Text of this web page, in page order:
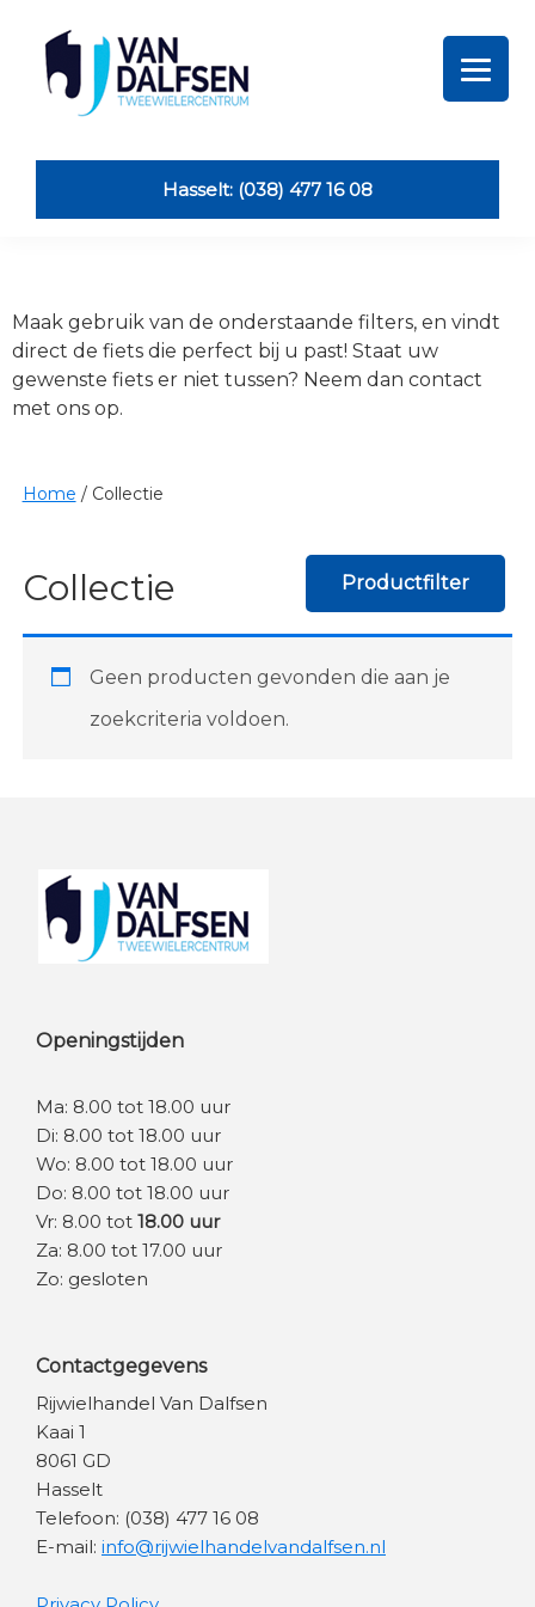
primary
navigation
primary
footer
Dalfsen
TweewielersHasselt: (038) 477 16 08
Maak gebruik van de onderstaande filters, en vindt
direct de fiets die perfect bij u past! Staat uw
gewenste fiets er niet tussen? Neem dan contact
met ons op.
Productfilter
Home / Collectie
Collectie
Geen producten gevonden die aan je
zoekcriteria voldoen.
Footer
Openingstijden
Ma: 8.00 tot 18.00 uur
Di: 8.00 tot 18.00 uur
Wo: 8.00 tot 18.00 uur
Do: 8.00 tot 18.00 uur
Vr: 8.00 tot 18.00 uur
Za: 8.00 tot 17.00 uur
Zo: gesloten
Contactgegevens
Rijwielhandel Van Dalfsen
Kaai 1
8061 GD
Hasselt
Telefoon: (038) 477 16 08
E-mail: info@rijwielhandelvandalfsen.nl